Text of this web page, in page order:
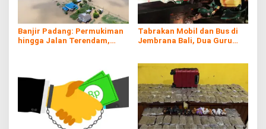
Banjir Padang: Permukiman
hingga Jalan Terendam,
Tabrakan Mobil dan Bus di
Jembrana Bali, Dua Guru